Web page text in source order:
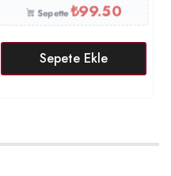
Sepette₺99.50
Sepete Ekle